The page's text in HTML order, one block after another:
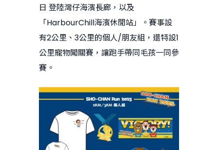
日 登陸灣仔海濱長廊，以及
「HarbourChill海濱休閒站」。賽事設
有2公里、3公里的個人/朋友組，還特設1
公里寵物闖關賽，讓跑手帶同毛孩一同參
賽。